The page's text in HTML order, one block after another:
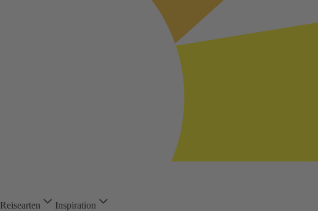
Reisearten Inspiration